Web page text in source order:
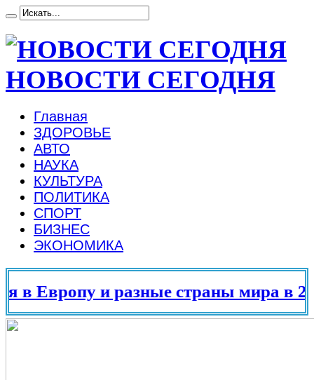
НОВОСТИ СЕГОДНЯ
Главная
ЗДОРОВЬЕ
АВТО
НАУКА
КУЛЬТУРА
ПОЛИТИКА
СПОРТ
БИЗНЕС
ЭКОНОМИКА
в Европу и разные страны мира в